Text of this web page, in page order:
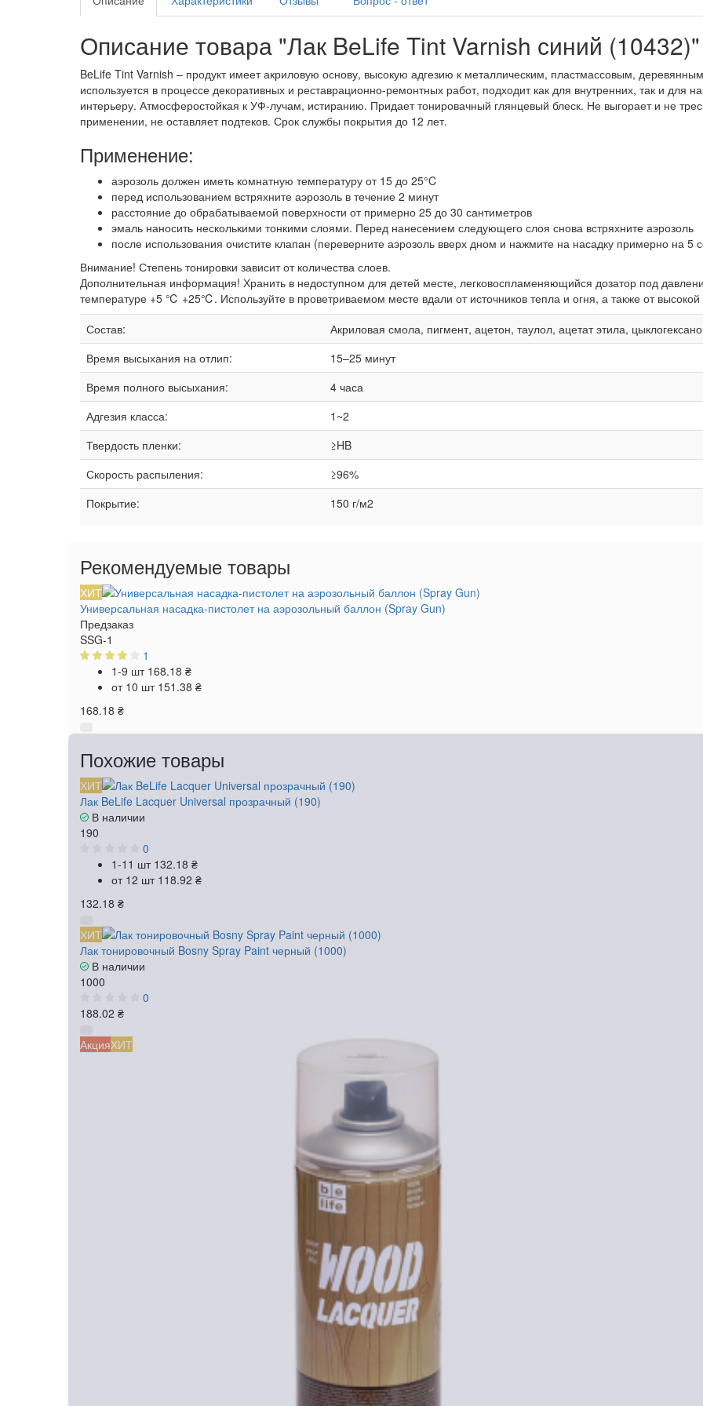
Описание товара "Лак BeLife Tint Varnish синий (10432)"
BeLife Tint Varnish – продукт имеет акриловую основу, высокую адгезию к металлическим, пластмассовым,
используется в процессе декоративных и реставрационно-ремонтных работ, подходит как для внутренних, так и для
интерьеру. Атмосферостойкая к УФ-лучам, истиранию. Придает тонировачный глянцевый блеск. Не выгорает и не
применении, не оставляет подтеков. Срок службы покрытия до 12 лет.
Применение:
аэрозоль должен иметь комнатную температуру от 15 до 25°C
перед использованием встряхните аэрозоль в течение 2 минут
расстояние до обрабатываемой поверхности от примерно 25 до 30 сантиметров
эмаль наносить несколькими тонкими слоями. Перед нанесением следующего слоя снова встряхните аэрозоль
после использования очистите клапан (переверните аэрозоль вверх дном и нажмите на насадку примерно на 5
Внимание! Степень тонировки зависит от количества слоев.
Дополнительная информация! Хранить в недоступном для детей месте, легковоспламеняющийся дозатор под
температуре +5 ℃ +25℃. Используйте в проветриваемом месте вдали от источников тепла и огня, а также от
Состав:
Акриловая смола, пигмент, ацетон, таулол, ацетат этила,
Время высыхания на отлип:
15–25 минут
Время полного высыхания:
4 часа
Адгезия класса:
1~2
Твердость пленки:
≥HB
Скорость распыления:
≥96%
Покрытие:
150 г/м2
Рекомендуемые товары
ХИТ
Универсальная насадка-пистолет на аэрозольный баллон (Spray Gun)
Предзаказ
SSG-1
1
1-9 шт 168.18 ₴
от 10 шт 151.38 ₴
168.18 ₴
Похожие товары
ХИТ
Лак BeLife Lacquer Universal прозрачный (190)
В наличии
190
0
1-11 шт 132.18 ₴
от 12 шт 118.92 ₴
132.18 ₴
ХИТ
Лак тонировочный Bosny Spray Paint черный (1000)
В наличии
1000
0
188.02 ₴
АкцияХИТ